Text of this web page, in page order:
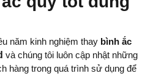
năm kinh nghiệm thay bình ắc
và chúng tôi luôn cập nhật những
hàng trong quá trình sử dụng để